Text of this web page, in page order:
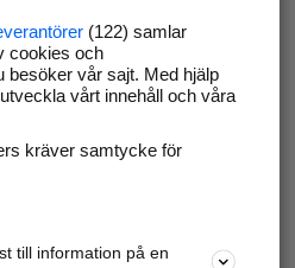
(122) samlar
cookies och
besöker vår sajt. Med hjälp
vårt innehåll och våra
kräver samtycke för
till information på en